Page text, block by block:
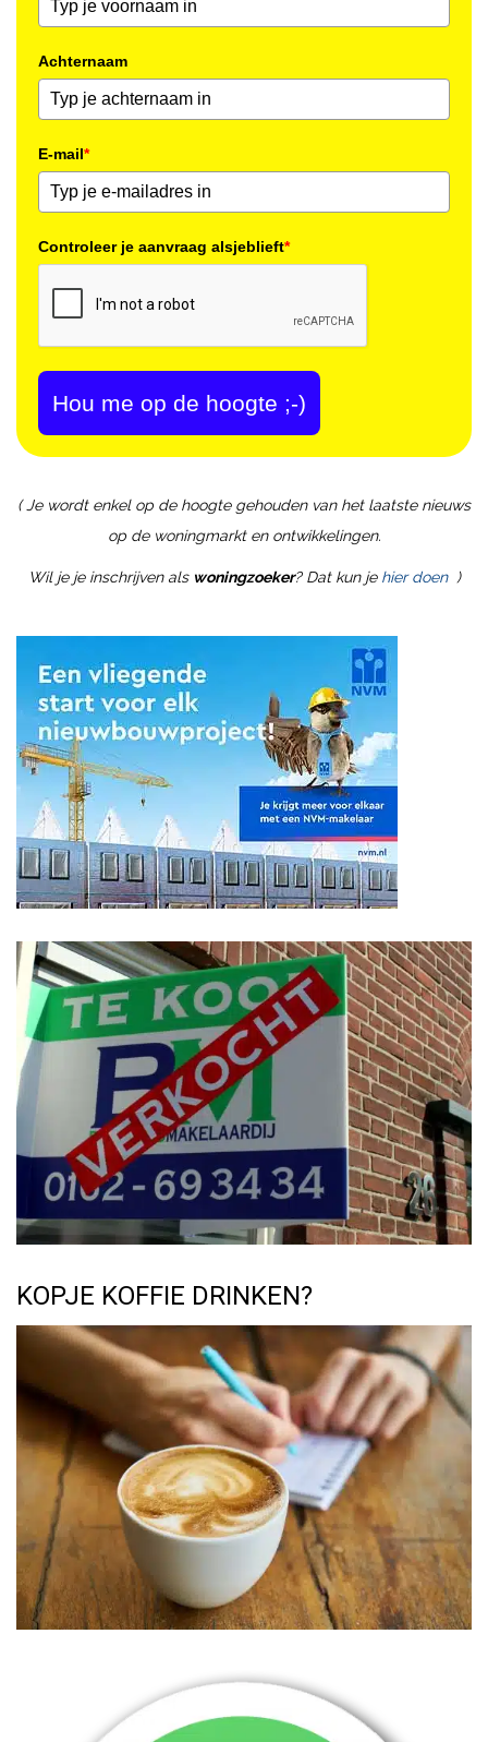
Achternaam
E-mail*
Controleer je aanvraag alsjeblieft*
Hou me op de hoogte ;-)
( Je wordt enkel op de hoogte gehouden van het laatste nieuws
op de woningmarkt en ontwikkelingen.
Wil je je inschrijven als woningzoeker? Dat kun je hier doen )
KOPJE KOFFIE DRINKEN?